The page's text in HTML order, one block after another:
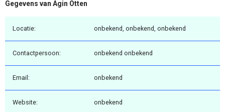
Gegevens van Agin Otten
Locatie: onbekend, onbekend, onbekend
Contactpersoon: onbekend onbekend
Email: onbekend
Website: onbekend